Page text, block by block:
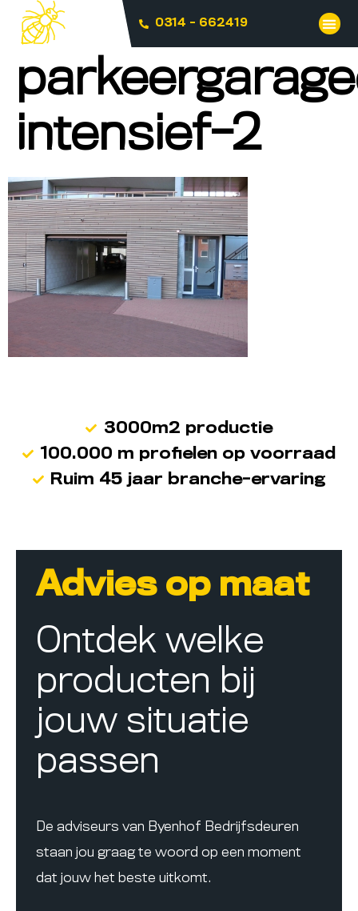
0314 - 662419
intensief-2
3000m2 productie
100.000 m profielen op voorraad
Ruim 45 jaar branche-ervaring
Advies op maat
Ontdek welke
producten bij
jouw situatie
passen
De adviseurs van Byenhof Bedrijfsdeuren
staan jou graag te woord op een moment
dat jouw het beste uitkomt.